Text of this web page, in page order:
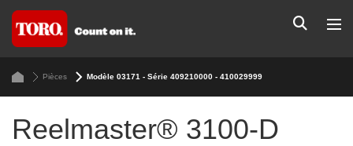
Pièces Modèle 03171 - Série 409210000 - 410029999
Reelmaster® 3100-D